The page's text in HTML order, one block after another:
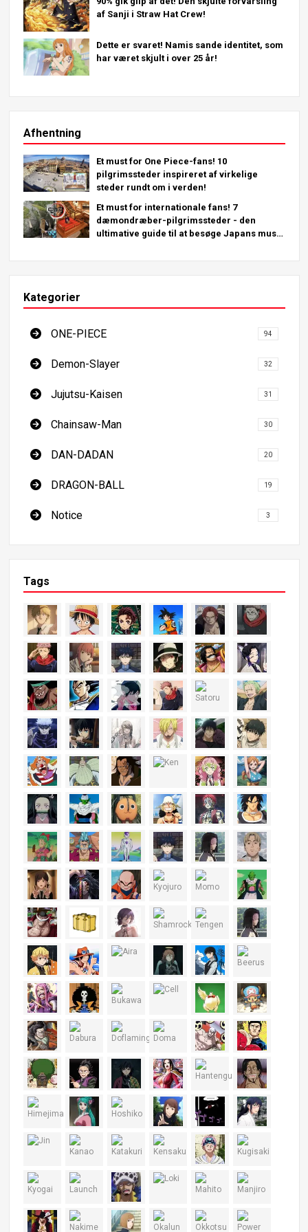
af Sanji i Straw Hat Crew!
Dette er svaret! Namis sande identitet, som
har været skjult i over 25 år!
Afhentning
Et must for One Piece-fans! 10
pilgrimssteder inspireret af virkelige
steder rundt om i verden!
Et must for internationale fans! 7
dæmondræber-pilgrimssteder - den
ultimative guide til at besøge Japans must-
Kategorier
ONE-PIECE 94
Demon-Slayer 32
Jujutsu-Kaisen 31
Chainsaw-Man 30
DAN-DADAN 20
DRAGON-BALL 19
Notice 3
Tags